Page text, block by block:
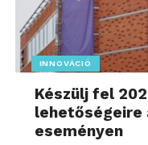
INNOVÁCIÓ
Készülj fel
lehetőségeire
eseményen